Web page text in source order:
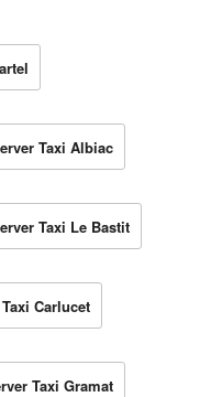
Taxi Albiac
Taxi Le Bastit
Carlucet
Taxi Gramat